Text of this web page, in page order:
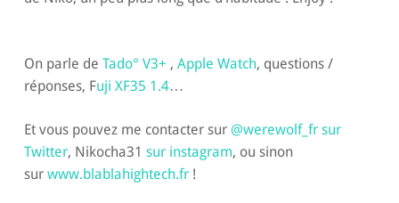
On parle de Tado° V3+ , Apple Watch, questions /
réponses, Fuji XF35 1.4…
Et vous pouvez me contacter sur @werewolf_fr sur
Twitter, Nikocha31 sur instagram, ou sinon
sur www.blablahightech.fr!